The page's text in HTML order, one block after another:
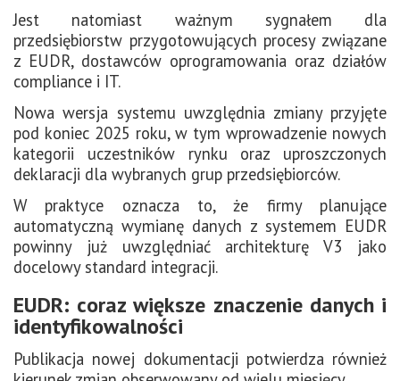
Jest natomiast ważnym sygnałem dla
przedsiębiorstw przygotowujących procesy związane
z EUDR, dostawców oprogramowania oraz działów
compliance i IT.
Nowa wersja systemu uwzględnia zmiany przyjęte
pod koniec 2025 roku, w tym wprowadzenie nowych
kategorii uczestników rynku oraz uproszczonych
deklaracji dla wybranych grup przedsiębiorców.
W praktyce oznacza to, że firmy planujące
automatyczną wymianę danych z systemem EUDR
powinny już uwzględniać architekturę V3 jako
docelowy standard integracji.
EUDR: coraz większe znaczenie danych i
identyfikowalności
Publikacja nowej dokumentacji potwierdza również